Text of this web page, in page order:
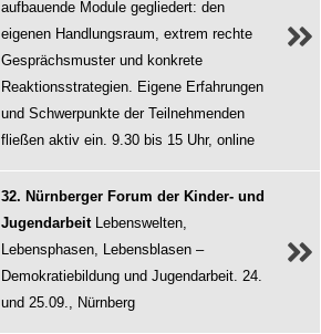
aufbauende Module gegliedert: den
eigenen Handlungsraum, extrem rechte
Gesprächsmuster und konkrete
Reaktionsstrategien. Eigene Erfahrungen
und Schwerpunkte der Teilnehmenden
fließen aktiv ein. 9.30 bis 15 Uhr, online
32. Nürnberger Forum der Kinder- und
JugendarbeitLebenswelten,
Lebensphasen, Lebensblasen –
Demokratiebildung und Jugendarbeit. 24.
und 25.09., Nürnberg